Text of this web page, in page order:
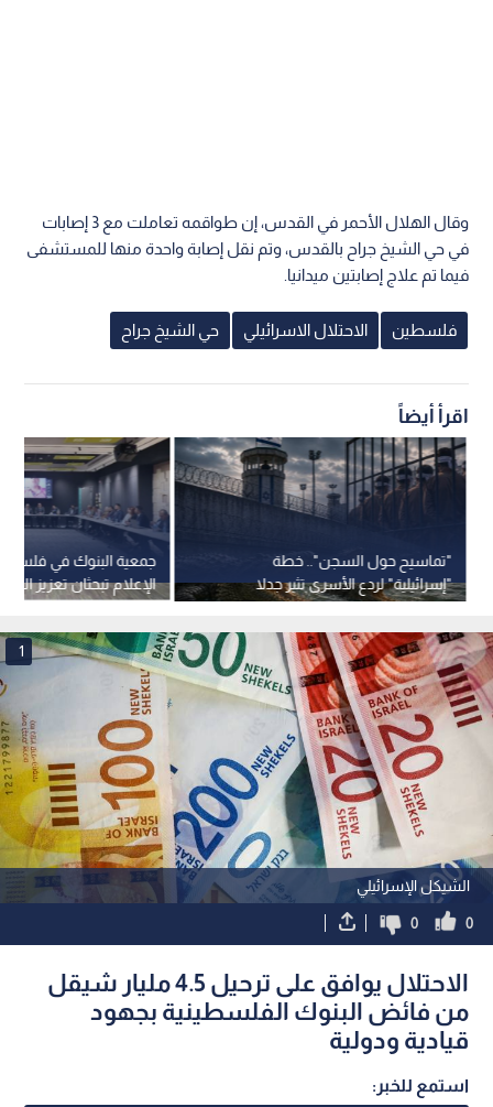
وقال الهلال الأحمر في القدس، إن طواقمه تعاملت مع 3 إصابات
في حي الشيخ جراح بالقدس، وتم نقل إصابة واحدة منها للمستشفى
فيما تم علاج إصابتين ميدانيا.
فلسطين الاحتلال الاسرائيلي حي الشيخ جراح
اقرأ أيضاً
جمعية البنوك في
الإعلام تبحثان تعزيز
"تماسيح حول السجن".. خطة
"إسرائيلية" لردع الأسرى تثير جدلا
وتدخلا قضائيا
الشيكل الإسرائيلي
1
0
0
الاحتلال يوافق على ترحيل 4.5 مليار شيقل
من فائض البنوك الفلسطينية بجهود
قيادية ودولية
استمع للخبر: